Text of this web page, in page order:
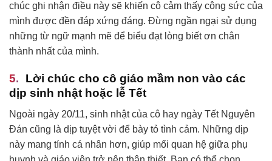
chúc ghi nhận điều này sẽ khiến cô cảm thấy công sức của
mình được đền đáp xứng đáng. Đừng ngần ngại sử dụng
những từ ngữ mạnh mẽ để biểu đạt lòng biết ơn chân
thành nhất của mình.
Lời chúc cho cô giáo mầm non vào các
dịp sinh nhật hoặc lễ Tết
Ngoài ngày 20/11, sinh nhật của cô hay ngày Tết Nguyên
Đán cũng là dịp tuyệt vời để bày tỏ tình cảm. Những dịp
này mang tính cá nhân hơn, giúp mối quan hệ giữa phụ